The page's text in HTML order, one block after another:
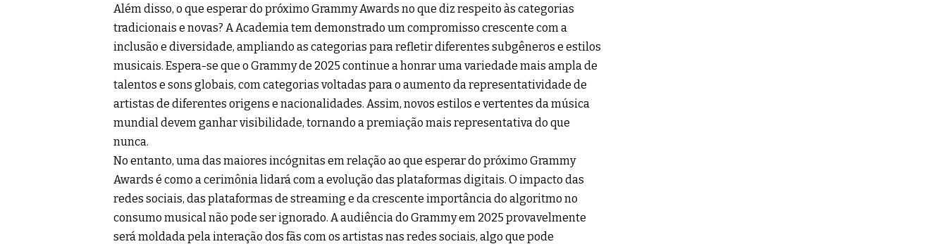
Além disso, o que esperar do próximo Grammy Awards no que diz respeito às categorias
tradicionais e novas? A Academia tem demonstrado um compromisso crescente com a
inclusão e diversidade, ampliando as categorias para refletir diferentes subgêneros e estilos
musicais. Espera-se que o Grammy de 2025 continue a honrar uma variedade mais ampla de
talentos e sons globais, com categorias voltadas para o aumento da representatividade de
artistas de diferentes origens e nacionalidades. Assim, novos estilos e vertentes da música
mundial devem ganhar visibilidade, tornando a premiação mais representativa do que
nunca.
No entanto, uma das maiores incógnitas em relação ao que esperar do próximo Grammy
Awards é como a cerimônia lidará com a evolução das plataformas digitais. O impacto das
redes sociais, das plataformas de streaming e da crescente importância do algoritmo no
consumo musical não pode ser ignorado. A audiência do Grammy em 2025 provavelmente
será moldada pela interação dos fãs com os artistas nas redes sociais, algo que pode